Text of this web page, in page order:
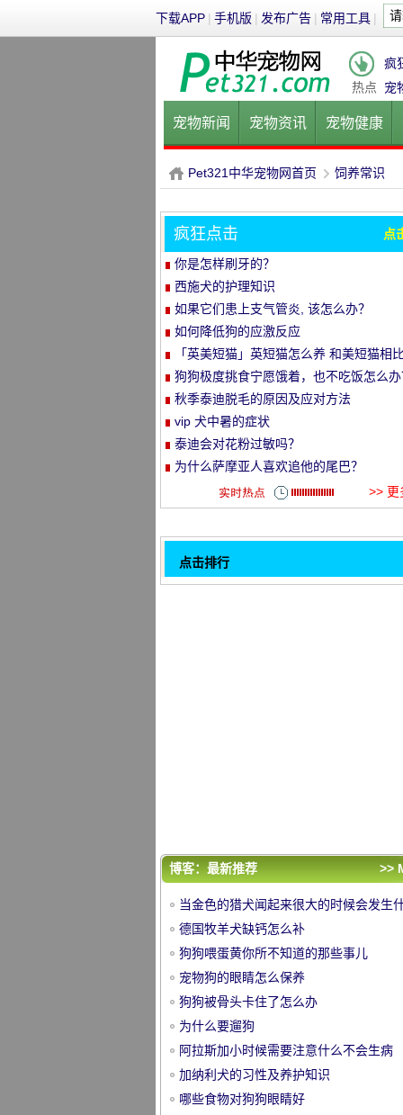
下载APP | 手机版 | 发布广告 | 常用工具 |
热点
疯
宠
宠物新闻 宠物资讯 宠物健康
健康饮食 宠物美容 宠物医院
P
et
中
Pet321中华宠物网首页
›
饲养常识
疯狂点击 点
你是怎样刷牙的？
西施犬的护理知识
如果它们患上支气管炎, 该怎么办？
如何降低狗的应激反应
「英美短猫」英短猫怎么养 和美短猫相
养哪种比较好呢
狗狗极度挑食宁愿饿着，也不吃饭怎么
教你五招轻松解决！
秋季泰迪脱毛的原因及应对方法
vip 犬中暑的症状
泰迪会对花粉过敏吗？
为什么萨摩亚人喜欢追他的尾巴？
>> 更
点击排行
评论排行
宠物狗的眼睛怎么保养
狗狗被骨头卡住了怎么办
为什么要遛狗
阿拉斯加小时候需要注意什么不会生病
加纳利犬的习性及养护知识
哪些食物对狗狗眼睛好
博客：最新推荐 >>
当金色的猎犬闻起来很大的时候会发生
么？
德国牧羊犬缺钙怎么补
狗狗喂蛋黄你所不知道的那些事儿
宠物狗的眼睛怎么保养
狗狗被骨头卡住了怎么办
为什么要遛狗
阿拉斯加小时候需要注意什么不会生病
加纳利犬的习性及养护知识
哪些食物对狗狗眼睛好